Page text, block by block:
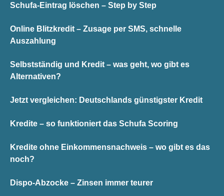
Schufa-Eintrag löschen – Step by Step
Online Blitzkredit – Zusage per SMS, schnelle
Auszahlung
Selbstständig und Kredit – was geht, wo gibt es
Alternativen?
Jetzt vergleichen: Deutschlands günstigster Kredit
Kredite – so funktioniert das Schufa Scoring
Kredite ohne Einkommensnachweis – wo gibt es das
noch?
Dispo-Abzocke – Zinsen immer teurer